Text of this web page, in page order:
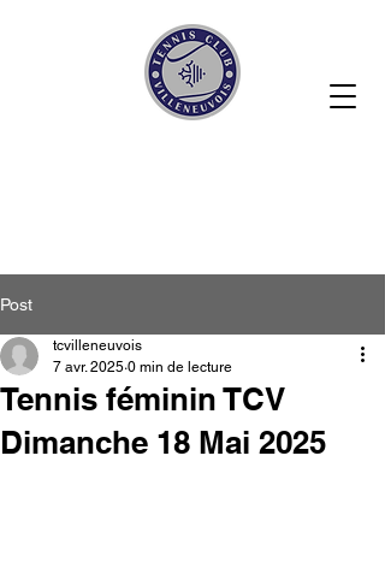
Post
Tennis féminin TCV
Dimanche 18 Mai 2025
tcvilleneuvois
7 avr. 2025 0 min de lecture